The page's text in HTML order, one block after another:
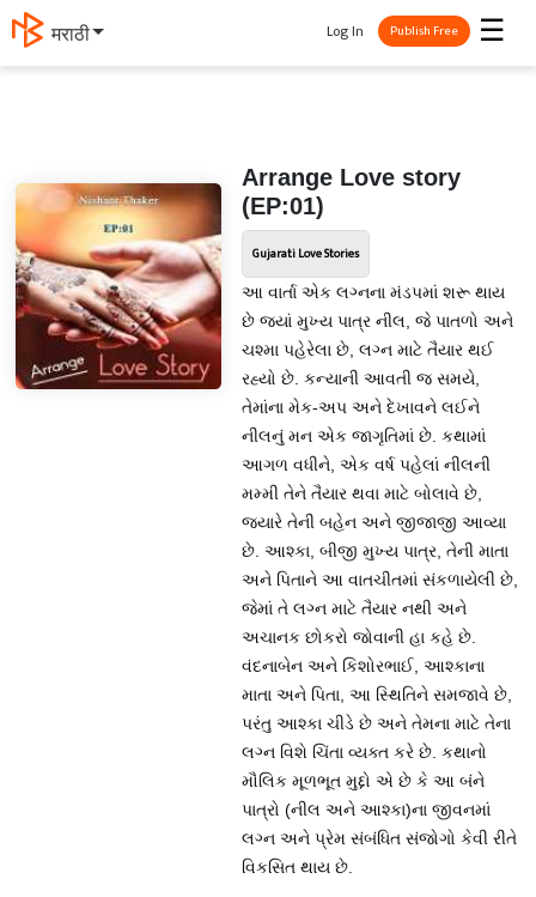
मराठी ☰
Log In Publish Free
Arrange Love story
(EP:01)
Gujarati Love Stories
આ વાર્તા એક લગ્નના મંડપમાં શરૂ થાય
છે જ્યાં મુખ્ય પાત્ર નીલ, જે પાતળો અને
ચશ્મા પહેરેલા છે, લગ્ન માટે તૈયાર થઈ
રહ્યો છે. કન્યાની આવતી જ સમયે,
તેમાંના મેક-અપ અને દેખાવને લઈને
નીલનું મન એક જાગૃતિમાં છે. કથામાં
આગળ વધીને, એક વર્ષ પહેલાં નીલની
મમ્મી તેને તૈયાર થવા માટે બોલાવે છે,
જ્યારે તેની બહેન અને જીજાજી આવ્યા
છે. આશ્કા, બીજી મુખ્ય પાત્ર, તેની માતા
અને પિતાને આ વાતચીતમાં સંકળાયેલી છે,
જેમાં તે લગ્ન માટે તૈયાર નથી અને
અચાનક છોકરો જોવાની હા કહે છે.
વંદનાબેન અને કિશોરભાઈ, આશ્કાના
માતા અને પિતા, આ સ્થિતિને સમજાવે છે,
પરંતુ આશ્કા ચીડે છે અને તેમના માટે તેના
લગ્ન વિશે ચિંતા વ્યક્ત કરે છે. કથાનો
મૌલિક મૂળભૂત મુદ્દો એ છે કે આ બંને
પાત્રો (નીલ અને આશ્કા)ના જીવનમાં
લગ્ન અને પ્રેમ સંબંધિત સંજોગો કેવી રીતે
વિકસિત થાય છે.